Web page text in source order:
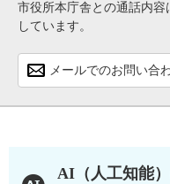
市役所本庁舎との通話内
しています。
メールでのお問い合
AI（人工知能